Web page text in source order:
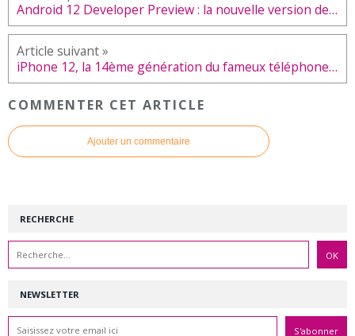
Android 12 Developer Preview : la nouvelle version de l’OS Google
iPhone 12, la 14ème génération du fameux téléphone Apple
COMMENTER CET ARTICLE
Ajouter un commentaire
NEWSLETTER
RECHERCHE